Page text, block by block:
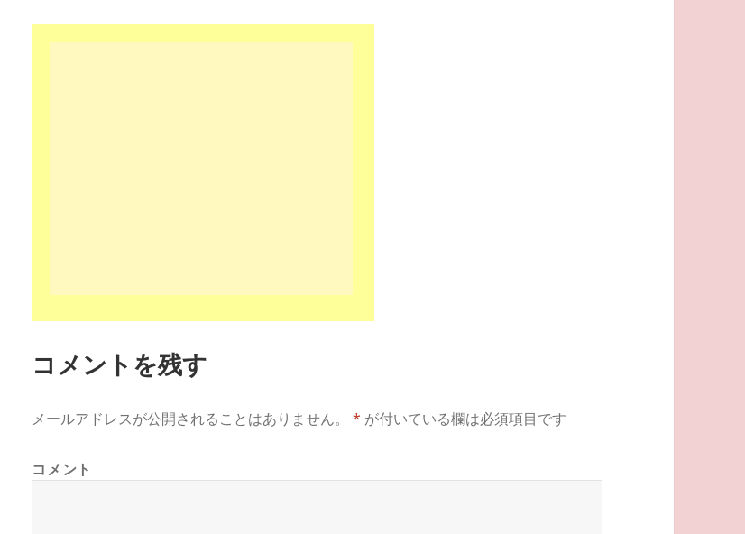
コメントを残す
メールアドレスが公開されることはありません。 * が付いている欄は必須項目です
コメント